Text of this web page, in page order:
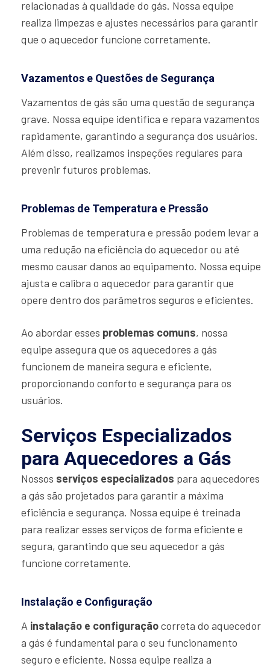
relacionadas à qualidade do gás. Nossa equipe
realiza limpezas e ajustes necessários para garantir
que o aquecedor funcione corretamente.
Vazamentos e Questões de Segurança
Vazamentos de gás são uma questão de segurança
grave. Nossa equipe identifica e repara vazamentos
rapidamente, garantindo a segurança dos usuários.
Além disso, realizamos inspeções regulares para
prevenir futuros problemas.
Problemas de Temperatura e Pressão
Problemas de temperatura e pressão podem levar a
uma redução na eficiência do aquecedor ou até
mesmo causar danos ao equipamento. Nossa equipe
ajusta e calibra o aquecedor para garantir que
opere dentro dos parâmetros seguros e eficientes.
Ao abordar esses problemas comuns, nossa
equipe assegura que os aquecedores a gás
funcionem de maneira segura e eficiente,
proporcionando conforto e segurança para os
usuários.
Serviços Especializados
para Aquecedores a Gás
Nossos serviços especializados para aquecedores
a gás são projetados para garantir a máxima
eficiência e segurança. Nossa equipe é treinada
para realizar esses serviços de forma eficiente e
segura, garantindo que seu aquecedor a gás
funcione corretamente.
Instalação e Configuração
A instalação e configuraçãocorreta do aquecedor
a gás é fundamental para o seu funcionamento
seguro e eficiente. Nossa equipe realiza a